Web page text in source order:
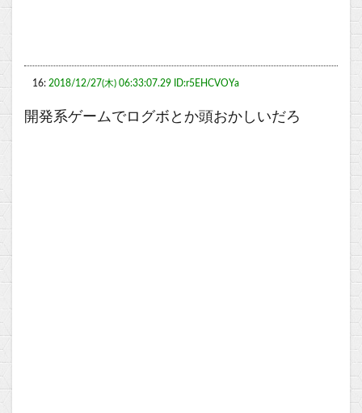
16: 2018/12/27(木) 06:33:07.29 ID:r5EHCVOYa
開発系ゲームでログボとか頭おかしいだろ